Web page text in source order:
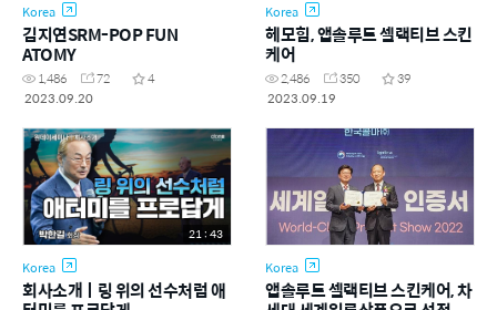
Korea
김지연SRM-POP FUN
ATOMY
1,486 72
4
2023.09.20
Korea
헤모힘, 앱솔루트 셀랙티브 스킨
케어
2,486 350
39
2023.09.19
21 : 43
Korea
회사소개ㅣ링 위의 선수처럼 애
Korea
앱솔루트 셀랙티브 스킨케어, 차